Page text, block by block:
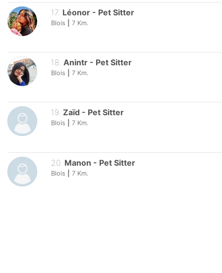
17. Léonor - Pet Sitter
Blois 7 Km.
18. Anintr - Pet Sitter
Blois 7 Km.
19. Zaïd - Pet Sitter
Blois 7 Km.
20. Manon - Pet Sitter
Blois 7 Km.